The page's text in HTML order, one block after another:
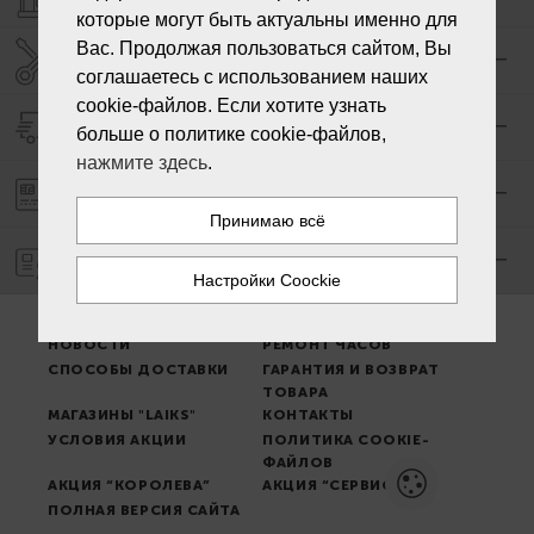
СЕРВИС ЦЕНТР "LAIKS"
ДОСТАВКА
ОПЛАТА ЗАКАЗА
ГАРАНТИЯ
НОВОСТИ
РЕМОНТ ЧАСОВ
СПОСОБЫ ДОСТАВКИ
ГАРАНТИЯ И ВОЗВРАТ
ТОВАРА
МАГАЗИНЫ "LAIKS"
КОНТАКТЫ
УСЛОВИЯ АКЦИИ
ПОЛИТИКА COOKIE-
ФАЙЛОВ
АКЦИЯ “КОРОЛЕВА”
АКЦИЯ “СЕРВИС”
ПОЛНАЯ ВЕРСИЯ САЙТА
которые могут быть актуальны именно для
Вас. Продолжая пользоваться сайтом, Вы
соглашаетесь с использованием наших
cookie-файлов. Если хотите узнать
больше о политике cookie-файлов,
нажмите здесь.